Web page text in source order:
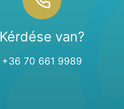
Kérdése van?
+36 70 661 9989